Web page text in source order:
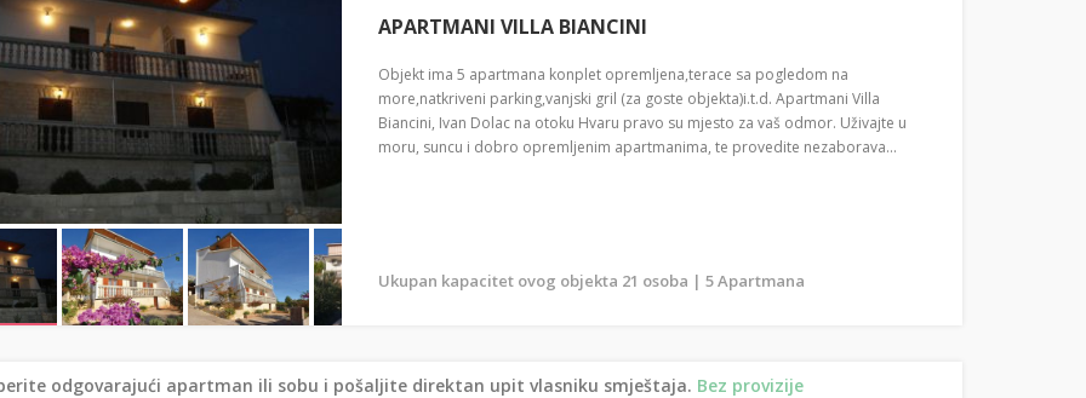
APARTMANI VILLA BIANCINI
Objekt ima 5 apartmana konplet opremljena,terace sa pogledom na
more,natkriveni parking,vanjski gril (za goste objekta)i.t.d. Apartmani Villa
Biancini, Ivan Dolac na otoku Hvaru pravo su mjesto za vaš odmor. Uživajte u
moru, suncu i dobro opremljenim apartmanima, te provedite nezaborava...
Ukupan kapacitet ovog objekta 21 osoba | 5 Apartmana
odgovarajući apartman ili sobu i pošaljite direktan upit vlasniku smještaja. Bez provizije